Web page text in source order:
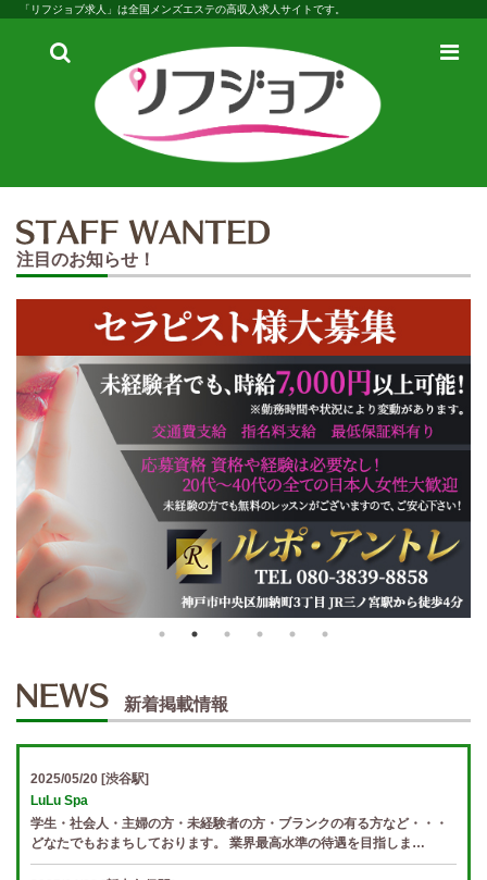
「リフジョブ求人」は全国メンズエステの高収入求人サイトです。
検
メ
注目のお知らせ！
新着掲載情報
2025/05/20 [渋谷駅]
LuLu Spa
学生・社会人・主婦の方・未経験者の方・ブランクの有る方など・・・
どなたでもおまちしております。 業界最高水準の待遇を目指しま…